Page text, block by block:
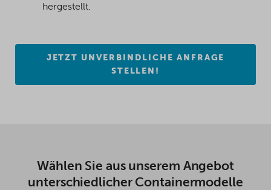
hergestellt.
JETZT UNVERBINDLICHE ANFRAGE
STELLEN!
Wählen Sie aus unserem Angebot
unterschiedlicher Containermodelle